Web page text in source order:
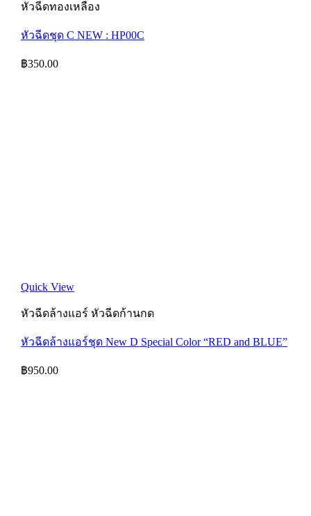
หัวฉีดทองเหลือง
หัวฉีดชุด C NEW : HP00C
฿350.00
Quick View
หัวฉีดล้างแอร์ หัวฉีดก้านกด
หัวฉีดล้างแอร์ชุด New D Special Color “RED and BLUE”
฿950.00